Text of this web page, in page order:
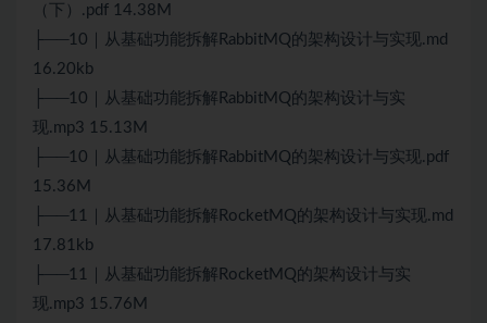
（下）.pdf 14.38M
├──10｜从基础功能拆解 RabbitMQ的架构设计与实现.md
16.20kb
├──10｜从基础功能拆解 RabbitMQ的架构设计与实
现.mp3 15.13M
├──10｜从基础功能拆解 RabbitMQ的架构设计与实现.pdf
15.36M
├──11｜从基础功能拆解RocketMQ的架构设计与实现.md
17.81kb
├──11｜从基础功能拆解RocketMQ的架构设计与实
现.mp3 15.76M